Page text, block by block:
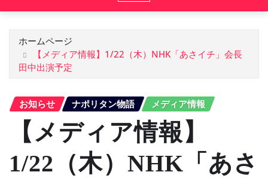
ホームページ
【メディア情報】1/22（木）NHK「あさイチ」会長
田中出演予定
お知らせ ナポリタン物語 メディア情報
【メディア情報】
1/22（木）NHK「あさ